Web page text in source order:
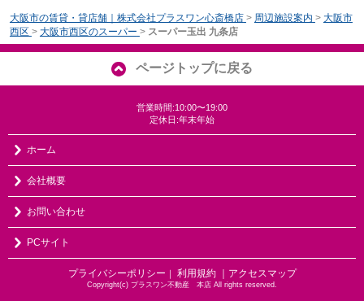
大阪市の賃貸・貸店舗｜株式会社プラスワン心斎橋店 > 周辺施設案内 > 大阪市
西区 > 大阪市西区のスーパー > スーパー玉出 九条店
ページトップに戻る
営業時間:10:00〜19:00
定休日:年末年始
ホーム
会社概要
お問い合わせ
PCサイト
プライバシーポリシー ｜ 利用規約 ｜アクセスマップ
Copyright(c) プラスワン不動産 本店 All rights reserved.